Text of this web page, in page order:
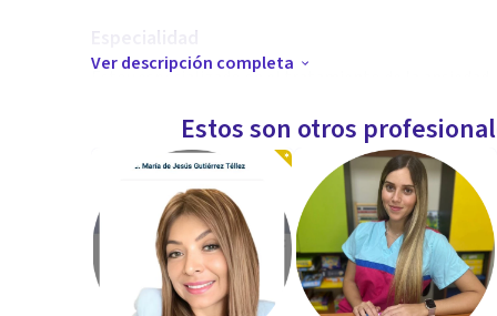
Especialidad
Estoy especializado en el tratamiento de la
emocional. Trabajo tanto con adultos como con
que está sucediendo, encontrar el sentido del
un cambio real, sostenido y adaptado al estilo
Aptitudes
Me caracterizo por un estilo directo, estratégico y
Ver descripción completa
Estos son otros